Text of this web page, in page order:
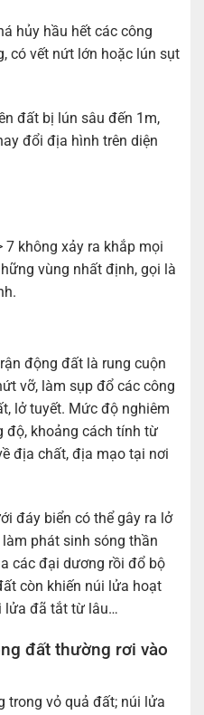
hủy hầu hết các công
có vết nứt lớn hoặc lún sụt
đất bị lún sâu đến 1m,
đổi địa hình trên diện
không xảy ra khắp mọi
vùng nhất định, gọi là
động đất là rung cuộn
vỡ, làm sụp đổ các công
lở tuyết. Mức độ nghiêm
độ, khoảng cách tính từ
địa chất, địa mạo tại nơi
đáy biển có thể gây ra lở
phát sinh sóng thần
các đại dương rồi đổ bộ
còn khiến núi lửa hoạt
lửa đã tắt từ lâu…
đất thường rơi vào
trong vỏ quả đất; núi lửa